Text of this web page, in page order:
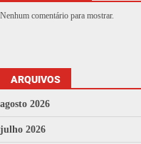
Nenhum comentário para mostrar.
ARQUIVOS
agosto 2026
julho 2026